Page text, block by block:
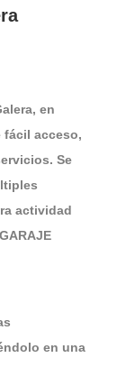
en
fácil acceso,
Se
actividad
en una